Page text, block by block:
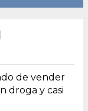
de vender
droga y casi